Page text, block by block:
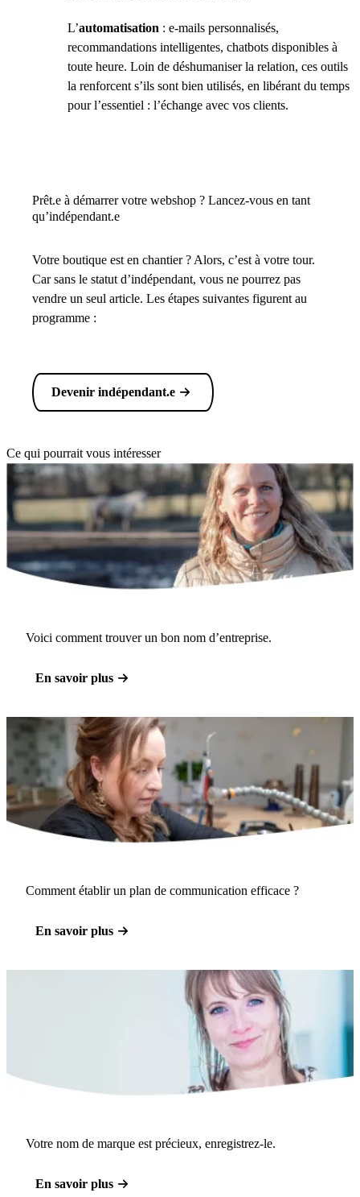
L’automatisation : e-mails personnalisés,
recommandations intelligentes, chatbots disponibles à
toute heure. Loin de déshumaniser la relation, ces outils
la renforcent s’ils sont bien utilisés, en libérant du temps
pour l’essentiel : l’échange avec vos clients.
Prêt.e à démarrer votre webshop ? Lancez-vous en tant
qu’indépendant.e
Votre boutique est en chantier ? Alors, c’est à votre tour.
Car sans le statut d’indépendant, vous ne pourrez pas
vendre un seul article. Les étapes suivantes figurent au
programme :
Devenir indépendant.e
Ce qui pourrait vous intéresser
Voici comment trouver un bon nom d’entreprise.
En savoir plus
Comment établir un plan de communication efficace ?
En savoir plus
Votre nom de marque est précieux, enregistrez-le.
En savoir plus